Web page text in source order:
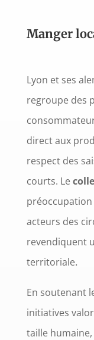
Manger
Lyon et ses
regroupe des
direct aux
respect des
courts. Le
acteurs des
revendiquent
territoriale.
En soutenant
initiatives
taille